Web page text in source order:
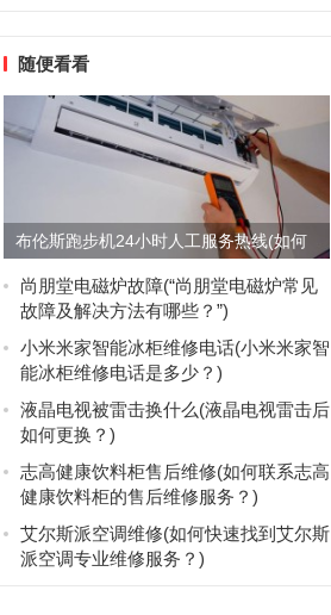
随便看看
布伦斯跑步机24小时人工服务热线(如何
查询布伦斯跑步机24小...
尚朋堂电磁炉故障(“尚朋堂电磁炉常见
故障及解决方法有哪些？”)
小米米家智能冰柜维修电话(小米米家智
能冰柜维修电话是多少？)
液晶电视被雷击换什么(液晶电视雷击后
如何更换？)
志高健康饮料柜售后维修(如何联系志高
健康饮料柜的售后维修服务？)
艾尔斯派空调维修(如何快速找到艾尔斯
派空调专业维修服务？)